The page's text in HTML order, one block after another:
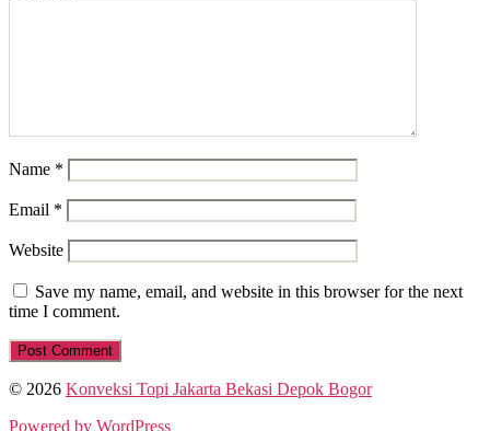
Name *
Email *
Website
Save my name, email, and website in this browser for the next
time I comment.
© 2026 Konveksi Topi Jakarta Bekasi Depok Bogor
Powered by WordPress